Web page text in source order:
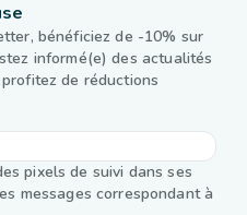
bénéficiez de -10% sur
informé(e) des actualités
de réductions
pixels de suivi dans ses
messages correspondant à